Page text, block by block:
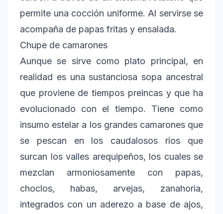
permite una cocción uniforme. Al servirse se
acompaña de papas fritas y ensalada.
Chupe de camarones
Aunque se sirve como plato principal, en
realidad es una sustanciosa sopa ancestral
que proviene de tiempos preincas y que ha
evolucionado con el tiempo. Tiene como
insumo estelar a los grandes camarones que
se pescan en los caudalosos ríos que
surcan los valles arequipeños, los cuales se
mezclan armoniosamente con papas,
choclos, habas, arvejas, zanahoria,
integrados con un aderezo a base de ajos,